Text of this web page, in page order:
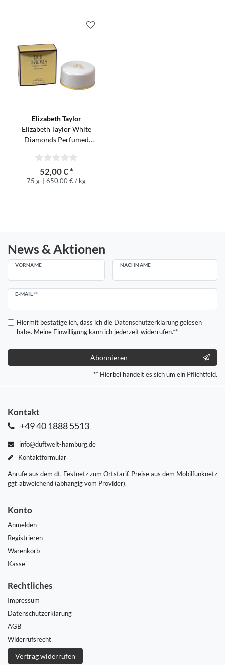
Elizabeth Taylor
Elizabeth Taylor White
Diamonds Perfumed
52,00 € *
75 g | 650,00 € / kg
News & Aktionen
VORNAME NACHNAME
E-MAIL **
Newsletter
Hiermit bestätige ich, dass ich die Daten­schutz­erklärunggelesen
habe. Meine Einwilligung kann ich jederzeit widerrufen.**
Abonnieren
** Hierbei handelt es sich um ein Pflichtfeld.
Kontakt
+49 40 1888 5513
info@duftwelt-hamburg.de
Kontaktformular
Anrufe aus dem dt. Festnetz zum Ortstarif, Preise aus dem Mobilfunknetz
ggf. abweichend (abhängig vom Provider).
Konto
Anmelden
Registrieren
Warenkorb
Kasse
Rechtliches
Impressum
Daten­schutz­erklärung
AGB
Widerrufs­recht
Vertrag widerrufen